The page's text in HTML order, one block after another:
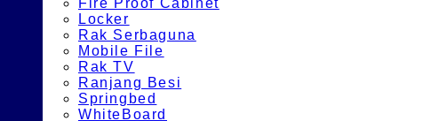
Fire Proof Cabinet
Locker
Rak Serbaguna
Mobile File
Rak TV
Ranjang Besi
Springbed
WhiteBoard